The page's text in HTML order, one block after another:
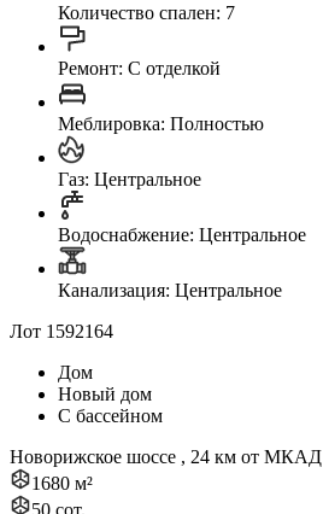
Количество спален: 7
Ремонт: C отделкой
Меблировка: Полностью
Газ: Центральное
Водоснабжение: Центральное
Канализация: Центральное
Лот 1592164
Дом
Новый дом
С бассейном
Новорижское шоссе , 24 км от МКАД
1680 м²
50 сот.